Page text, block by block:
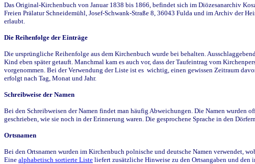
Das Original-Kirchenbuch von Januar 1838 bis 1866, befindet sich im Diözesanarchiv
Freien Prälatur Schneidemühl, Josef-Schwank-Straße 8, 36043 Fulda und im Archiv der
erlaubt.
Die Reihenfolge der Einträge
Die ursprüngliche Reihenfolge aus dem Kirchenbuch wurde bei behalten.
Kind eben später getauft. Manchmal kam es auch vor, dass der Taufeintrag vom
vorgenommen. Bei der Verwendung der Liste ist es wichtig, einen gewissen Zeitraum
erfolgt nach Tag, Monat und Jahr.
Schreibweise der Namen
Bei den Schreibweisen der Namen findet man häufig Abweichungen. Die Namen wurden
geschrieben, wie sie noch in der Erinnerung waren. Die gesprochene Sprache in den
Ortsnamen
Bei den Ortsnamen wurden im Kirchenbuch polnische und deutsche Namen verwendet,
Eine alphabetisch sortierte Liste liefert zusätzliche Hinweise zu den Ortsangaben und den